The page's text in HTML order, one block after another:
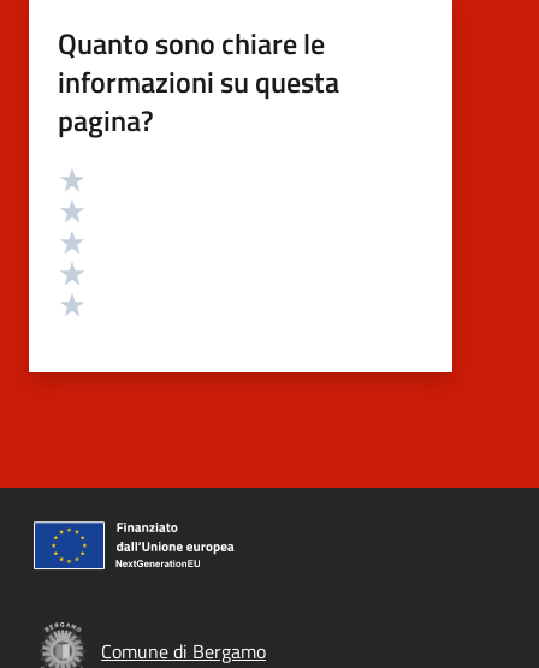
Quanto sono chiare le
informazioni su questa
pagina?
Valutazione
Comune di Bergamo